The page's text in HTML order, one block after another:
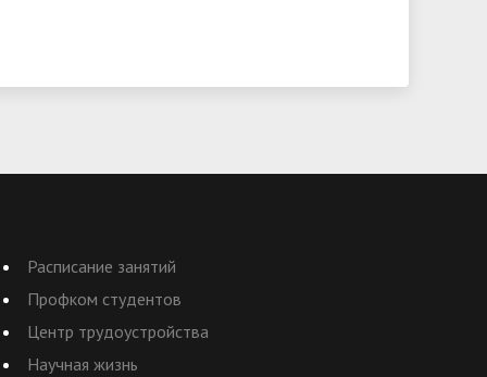
Расписание занятий
Профком студентов
Центр трудоустройства
Научная жизнь